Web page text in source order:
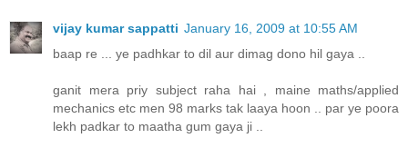
vijay kumar sappatti January 16, 2009 at 10:55 AM
baap re ... ye padhkar to dil aur dimag dono hil gaya ..
ganit mera priy subject raha hai , maine maths/applied
mechanics etc men 98 marks tak laaya hoon .. par ye poora
lekh padkar to maatha gum gaya ji ..